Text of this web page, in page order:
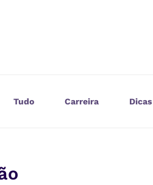
Tudo Carreira Dicas